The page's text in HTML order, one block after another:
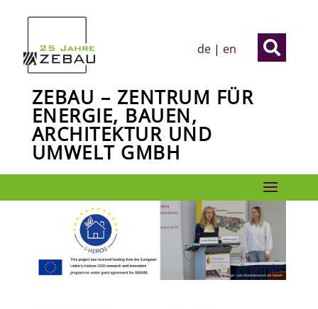

de | en
ZEBAU – ZENTRUM FÜR
ENERGIE, BAUEN,
ARCHITEKTUR UND
UMWELT GMBH